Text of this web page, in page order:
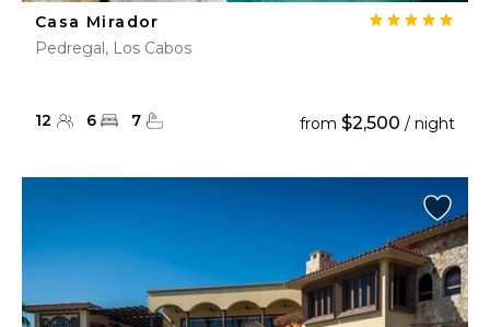
Casa Mirador
Pedregal, Los Cabos
12 6 7 from $2,500 / night